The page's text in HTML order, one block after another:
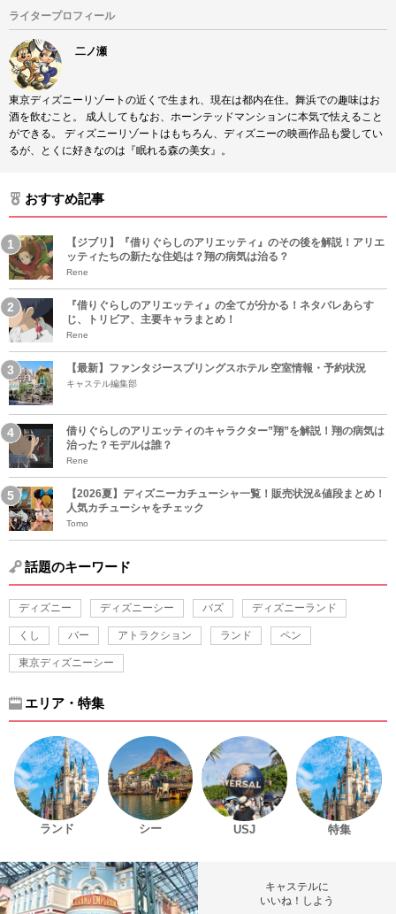
ライタープロフィール
二ノ瀬
東京ディズニーリゾートの近くで生まれ、現在は都内在住。舞浜での趣味はお
酒を飲むこと。 成人してもなお、ホーンテッドマンションに本気で怯えること
ができる。 ディズニーリゾートはもちろん、ディズニーの映画作品も愛してい
るが、とくに好きなのは『眠れる森の美女』。
おすすめ記事
【ジブリ】『借りぐらしのアリエッティ』のその後を解説！アリエ
ッティたちの新たな住処は？翔の病気は治る？
Rene
『借りぐらしのアリエッティ』の全てが分かる！ネタバレあらす
じ、トリビア、主要キャラまとめ！
Rene
【最新】ファンタジースプリングスホテル 空室情報・予約状況
キャステル編集部
借りぐらしのアリエッティのキャラクター”翔”を解説！翔の病気は
治った？モデルは誰？
Rene
【2026夏】ディズニーカチューシャ一覧！販売状況&値段まとめ！
人気カチューシャをチェック
Tomo
話題のキーワード
ディズニー ディズニーシー バズ ディズニーランド
くし バー アトラクション ランド ペン
東京ディズニーシー
エリア・特集
ランド シー USJ 特集
キャステルに
いいね！しよう